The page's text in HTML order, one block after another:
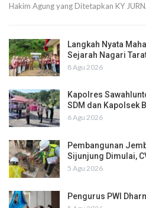
Hakim Agung yang Ditetapkan KY
Langkah Nyata
Sejarah Nagari
8 Agu 2026
Kapolres
SDM dan Kapolsek
6 Agu 2026
Pembangunan
Sijunjung Dimulai,
5 Agu 2026
Pengurus PWI